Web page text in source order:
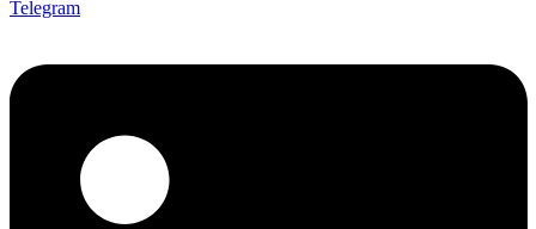
Telegram